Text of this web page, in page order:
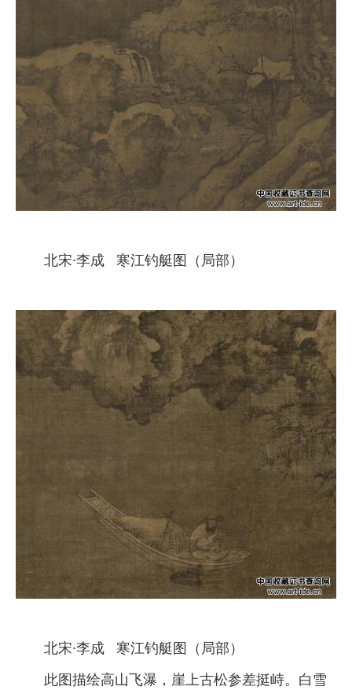
北宋·李成 寒江钓艇图（局部）
北宋·李成 寒江钓艇图（局部）
此图描绘高山飞瀑，崖上古松参差挺峙。白雪